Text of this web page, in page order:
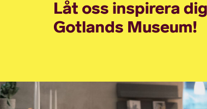
Låt oss inspirera
Gotlands Museum!